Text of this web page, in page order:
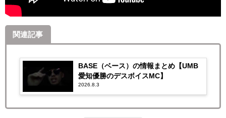
関連記事
BASE（ベース）の情報まとめ【UMB
愛知優勝のデスボイスMC】
2026.8.3